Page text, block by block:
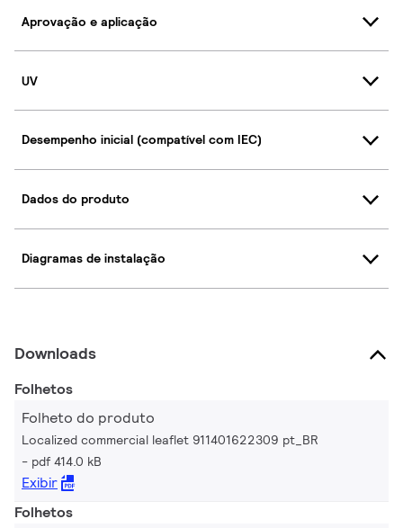
Aprovação e aplicação
UV
Desempenho inicial (compatível com IEC)
Dados do produto
Diagramas de instalação
Downloads
Folhetos
Folheto do produto
Localized commercial leaflet 911401622309 pt_BR
pdf 414.0 kB
Exibir
Folhetos